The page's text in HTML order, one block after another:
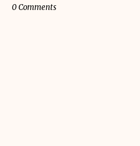
0 Comments